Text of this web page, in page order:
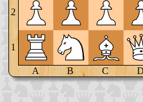
2
1
A B C D